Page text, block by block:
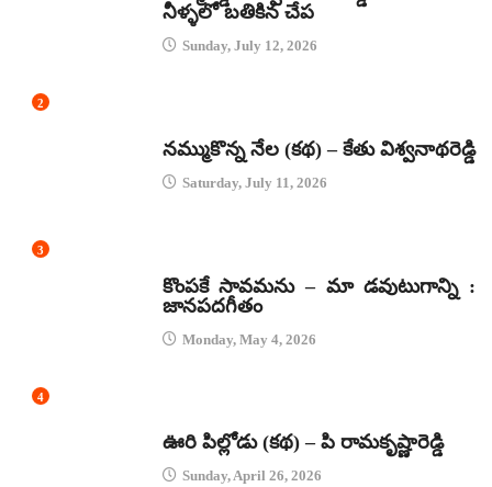
నీళ్ళలో బతికిన చేప
Sunday, July 12, 2026
2
నమ్ముకొన్న నేల (కథ) – కేతు విశ్వనాథరెడ్డి
Saturday, July 11, 2026
3
కొంపకే సావమను – మా డవుటుగాన్ని :
జానపదగీతం
Monday, May 4, 2026
4
ఊరి పిల్లోడు (కథ) – పి రామకృష్ణారెడ్డి
Sunday, April 26, 2026